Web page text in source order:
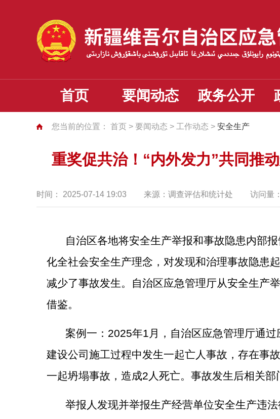
首页 要闻动态 政务公开
您当前的位置： 首页 > 要闻动态 > 工作动态 > 安全生产
重奖促共治！“内外发力”共同推
时间： 2025-07-14 19:03 来源： 调查评估和统计处 访问量：
自治区各地将安全生产举报和事故隐患内部
化全社会安全生产理念，对发现和治理事故隐患
减少了事故发生。 自治区应急管理厅从安全生产
借鉴。
案例一： 2025年1月，自治区应急管理厅通
建设公司施工过程中发生一起亡人事故，存在事
一起坍塌事故，造成2人死亡。事故发生后相关部
举报人发现并举报生产经营单位安全生产违